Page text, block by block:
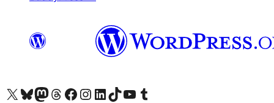
Visitá nuestra cuenta de X (anteriormente Twitter)
Visitá nuestra cuenta de Bluesky
Visitá nuestra cuenta de Mastodon
Visitá nuestra cuenta de Threads
Visitá nuestra página de Facebook
Visitá nuestra cuenta de Instagram
Visitá nuestra cuenta de LinkedIn
Visitá nuestra cuenta de TikTok
Visitá nuestro canal de YouTube
Visitá nuestra cuenta de Tumblr